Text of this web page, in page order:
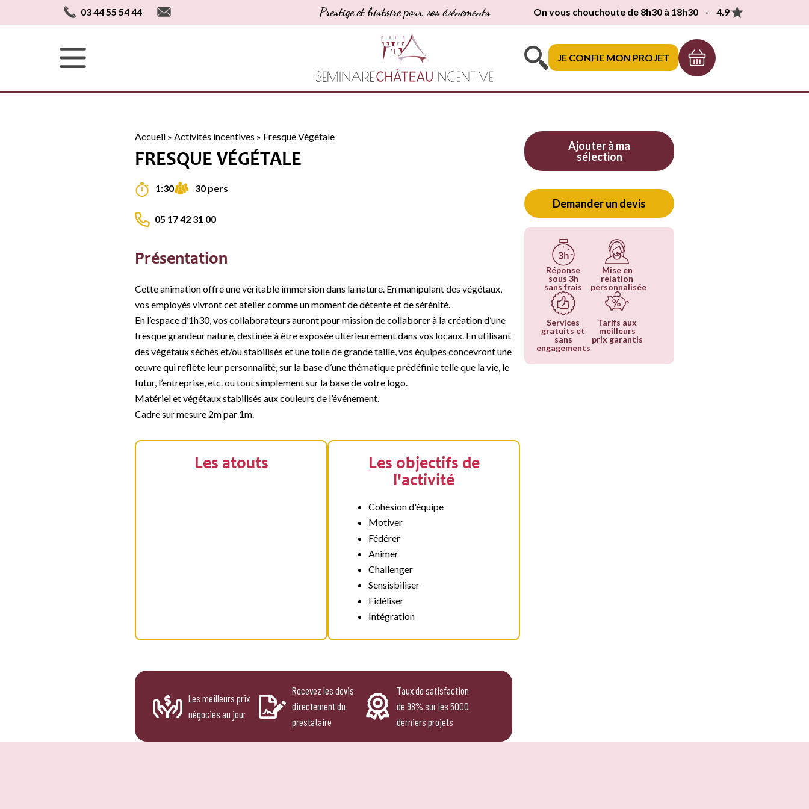
03 44 55 54 44 Prestige et histoire pour vos événements On vous chouchoute de 8h30 à 18h30 - 4.9
JE CONFIE MON PROJET
Accueil » Activités incentives » Fresque Végétale
FRESQUE VÉGÉTALE
1:30 30 pers
05 17 42 31 00
Présentation
Cette animation offre une véritable immersion dans la nature. En manipulant des végétaux,
vos employés vivront cet atelier comme un moment de détente et de sérénité.
En l’espace d’1h30, vos collaborateurs auront pour mission de collaborer à la création d’une
fresque grandeur nature, destinée à être exposée ultérieurement dans vos locaux. En utilisant
des végétaux séchés et/ou stabilisés et une toile de grande taille, vos équipes concevront une
œuvre qui reflète leur personnalité, sur la base d’une thématique prédéfinie telle que la vie, le
futur, l’entreprise, etc. ou tout simplement sur la base de votre logo.
Matériel et végétaux stabilisés aux couleurs de l’événement.
Cadre sur mesure 2m par 1m.
Les atouts
Les objectifs de
l'activité
Cohésion d'équipe
Motiver
Fédérer
Animer
Challenger
Sensisbiliser
Fidéliser
Intégration
Les meilleurs prix
négociés au jour
Recevez les devis
directement du
prestataire
Taux de satisfaction
de 98% sur les 5000
derniers projets
Ajouter à ma
sélection
Demander un devis
Réponse
sous 3h
sans frais
Mise en
relation
personnalisée
Services
gratuits et
sans
engagements
Tarifs aux
meilleurs
prix garantis